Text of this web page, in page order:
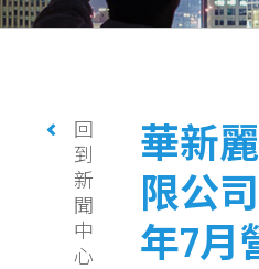
回
到
新
聞
中
心
華新
限公
年7月